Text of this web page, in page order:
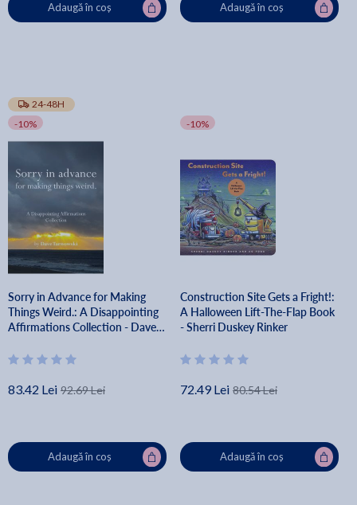
Adaugă în coș Adaugă în coș
24-48H
-10%
Sorry in Advance for Making
Things Weird.: A Disappointing
Affirmations Collection - Dave
83.42 Lei 92.69 Lei
Adaugă în coș
-10%
Construction Site Gets a Fright!:
A Halloween Lift-The-Flap Book
- Sherri Duskey Rinker
72.49 Lei 80.54 Lei
Adaugă în coș